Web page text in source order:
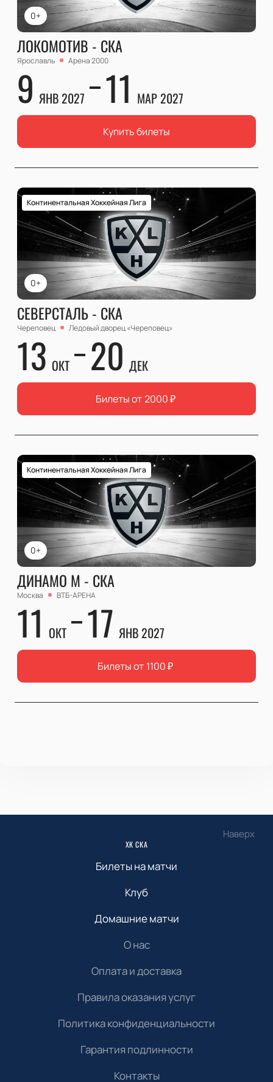
0+
ЛОКОМОТИВ - СКА
Ярославль Арена 2000
9 ЯНВ 2027 11 МАР 2027
Купить билеты
0+
Континентальная Хоккейная Лига
СЕВЕРСТАЛЬ - СКА
Череповец Ледовый дворец «Череповец»
13 ОКТ 20 ДЕК
Билеты от 2000₽
0+
Континентальная Хоккейная Лига
ДИНАМО М - СКА
Москва ВТБ-АРЕНА
11 ОКТ 17 ЯНВ 2027
Билеты от 1100₽
Наверх
ХК СКА
Билеты на матчи
Клуб
Домашние матчи
О нас
Оплата и доставка
Правила оказания услуг
Политика конфиденциальности
Гарантия подлинности
Контакты